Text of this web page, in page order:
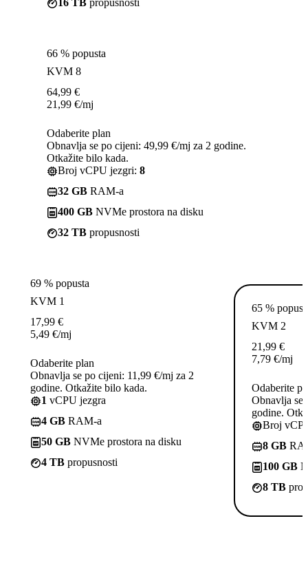
16 TB propusnosti
66 % popusta
KVM 8
64,99 €
21,99 €/mj
Odaberite plan
Obnavlja se po cijeni: 49,99 €/mj za 2 godine.
Otkažite bilo kada.
Broj vCPU jezgri: 8
32 GB RAM-a
400 GB NVMe prostora na disku
32 TB propusnosti
69 % popusta
KVM 1
17,99 €
5,49 €/mj
Odaberite plan
Obnavlja se po cijeni: 11,99 €/mj za 2
godine. Otkažite bilo kada.
1 vCPU jezgra
4 GB RAM-a
50 GB NVMe prostora na disku
4 TB propusnosti
65 %
KVM 2
21,99 €
7,79 €/mj
Odaberite
Obnavlja se
godine.
Broj
8 GB
100 GB
8 TB